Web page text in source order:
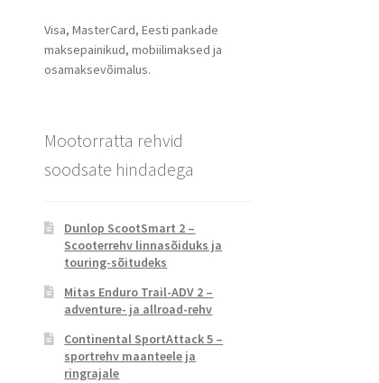
Visa, MasterCard, Eesti pankade
maksepainikud, mobiilimaksed ja
osamaksevõimalus.
Mootorratta rehvid
soodsate hindadega
Dunlop ScootSmart 2 –
Scooterrehv linnasõiduks ja
touring-sõitudeks
Mitas Enduro Trail-ADV 2 –
adventure- ja allroad-rehv
Continental SportAttack 5 –
sportrehv maanteele ja
ringrajale